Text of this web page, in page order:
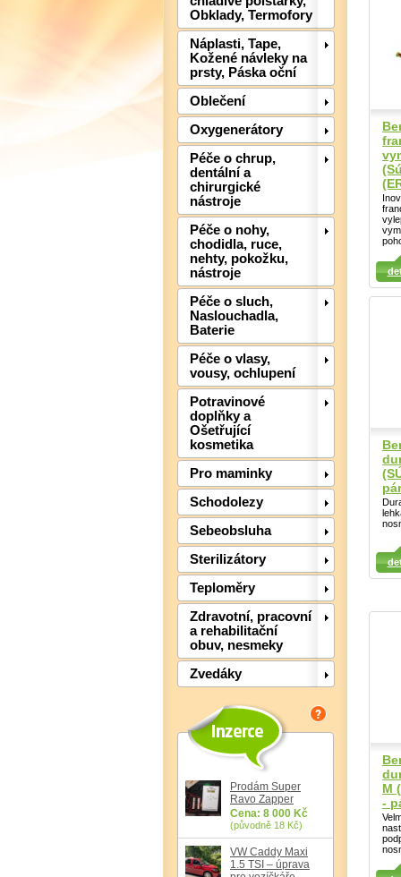
Obklady, Termofory
Náplasti, Tape,
Kožené návleky na
prsty, Páska oční
Oblečení
Oxygenerátory
Péče o chrup,
dentální a
chirurgické
nástroje
Péče o nohy,
chodidla, ruce,
nehty, pokožku,
nástroje
Péče o sluch,
Naslouchadla,
Baterie
Péče o vlasy,
vousy, ochlupení
Potravinové
doplňky a
Ošetřující
kosmetika
Pro maminky
Schodolezy
Sebeobsluha
Sterilizátory
Teploměry
Zdravotní, pracovní
a rehabilitační
obuv, nesmeky
Zvedáky
Prodám Super
Ravo Zapper
Cena: 8 000 Kč
(původně 18 Kč)
VW Caddy Maxi
1.5 TSI – úprava
Detail
pár
Detail
M
-